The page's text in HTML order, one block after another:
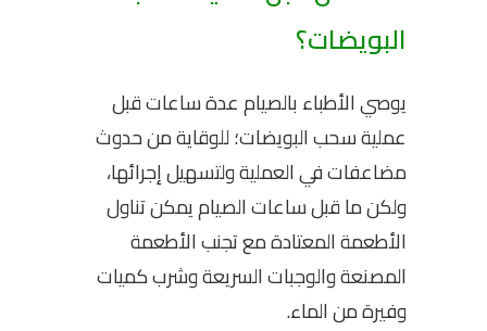
البويضات؟
يوصي الأطباء بالصيام عدة ساعات قبل
عملية سحب البويضات؛ للوقاية من حدوث
مضاعفات في العملية ولتسهيل إجرائها،
ولكن ما قبل ساعات الصيام يمكن تناول
الأطعمة المعتادة مع تجنب الأطعمة
المصنعة والوجبات السريعة وشرب كميات
وفيرة من الماء.